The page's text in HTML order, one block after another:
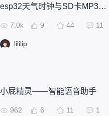
esp32天气时钟与SD卡MP3播放
7.0k 9 44 11
lililip
小屁精灵——智能语音助手
962 6 11 1